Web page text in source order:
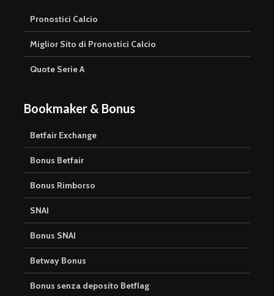
Pronostici Calcio
Miglior Sito di Pronostici Calcio
Quote Serie A
Bookmaker & Bonus
Betfair Exchange
Bonus Betfair
Bonus Rimborso
SNAI
Bonus SNAI
Betway Bonus
Bonus senza deposito Betflag